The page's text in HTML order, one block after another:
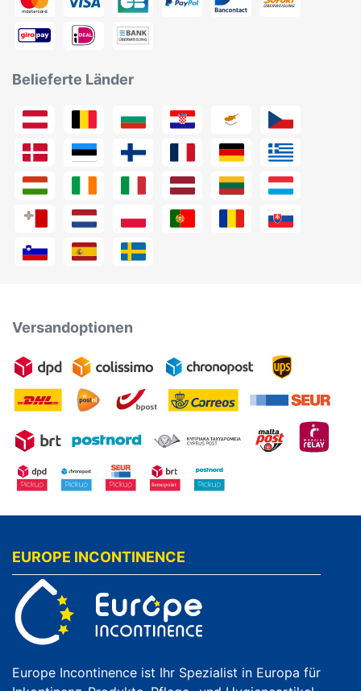
Belieferte Länder
Versandoptionen
EUROPE INCONTINENCE
Europe Incontinence ist Ihr Spezialist in Europa für